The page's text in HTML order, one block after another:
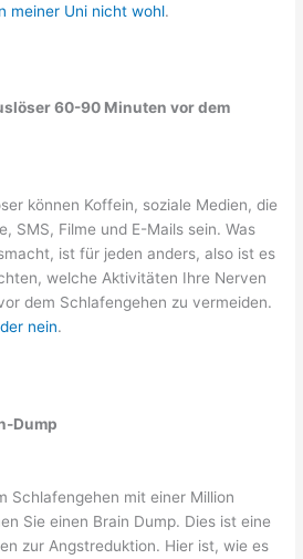
meiner Uni nicht wohl.
60-90 Minuten vor dem
können Koffein, soziale Medien, die
SMS, Filme und E-Mails sein. Was
ist für jeden anders, also ist es
welche Aktivitäten Ihre Nerven
dem Schlafengehen zu vermeiden.
nein.
Dump
Schlafengehen mit einer Million
Sie einen Brain Dump. Dies ist eine
zur Angstreduktion. Hier ist, wie es